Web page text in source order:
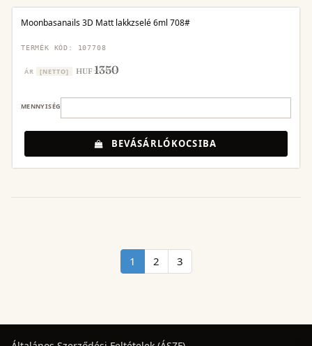
Moonbasanails 3D Matt lakkzselé 6ml 708#
TERMÉK KÓD: 107708
ÁR [NETTO] HUF1350
MENNYISÉG
BEVÁSÁRLÓKOCSIBA
1 2 3